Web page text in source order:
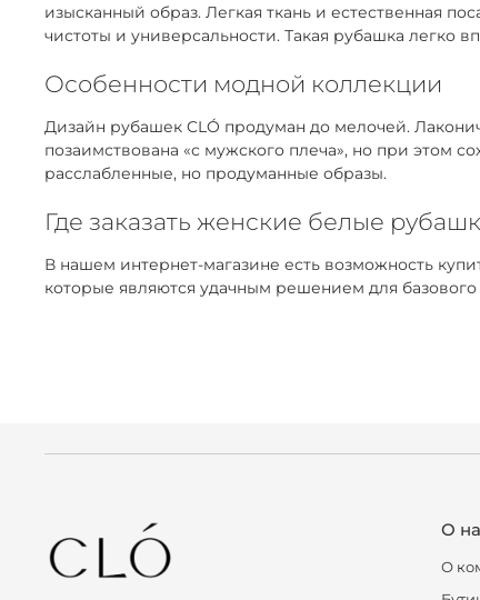
изысканный образ. Легкая ткань и естественная
чистоты и универсальности. Такая рубашка легко
Особенности модной коллекции
Дизайн рубашек CLÓ продуман до мелочей.
позаимствована «с мужского плеча», но при этом
расслабленные, но продуманные образы.
Где заказать женские белые
В нашем интернет-магазине есть возможность
которые являются удачным решением для
О
О